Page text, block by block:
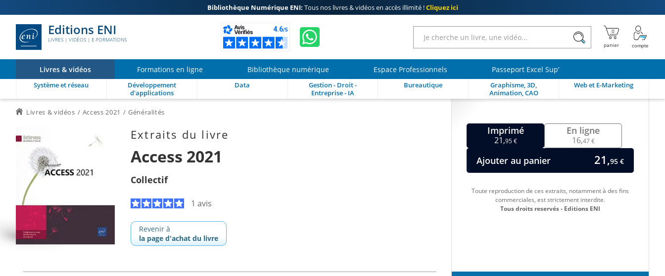
Bibliothèque Numérique ENI: Tous nos livres & vidéos en accès illimité !Cliquez ici
Editions ENI
LIVRES | VIDÉOS | E-FORMATIONS
Livres & vidéos Formations en ligne Bibliothèque numérique Espace Professionnels Passeport Excel Sup’
Système et réseau
Développement
d'applications
Data
Gestion - Droit -
Entreprise - IA
Bureautique
Graphisme, 3D,
Animation, CAO
Web et E-Marketing
Livres & vidéos Access 2021 Généralités
Extraits du livre
Access 2021
Collectif
1 avis
Revenir à
la page d'achat du livre
Imprimé
21,95 €
En ligne
16,47 €
Ajouter au panier 21,95 €
Toute reproduction de ces extraits, notamment à des fins
commerciales, est strictement interdite.
Tous droits reservés - Editions ENI